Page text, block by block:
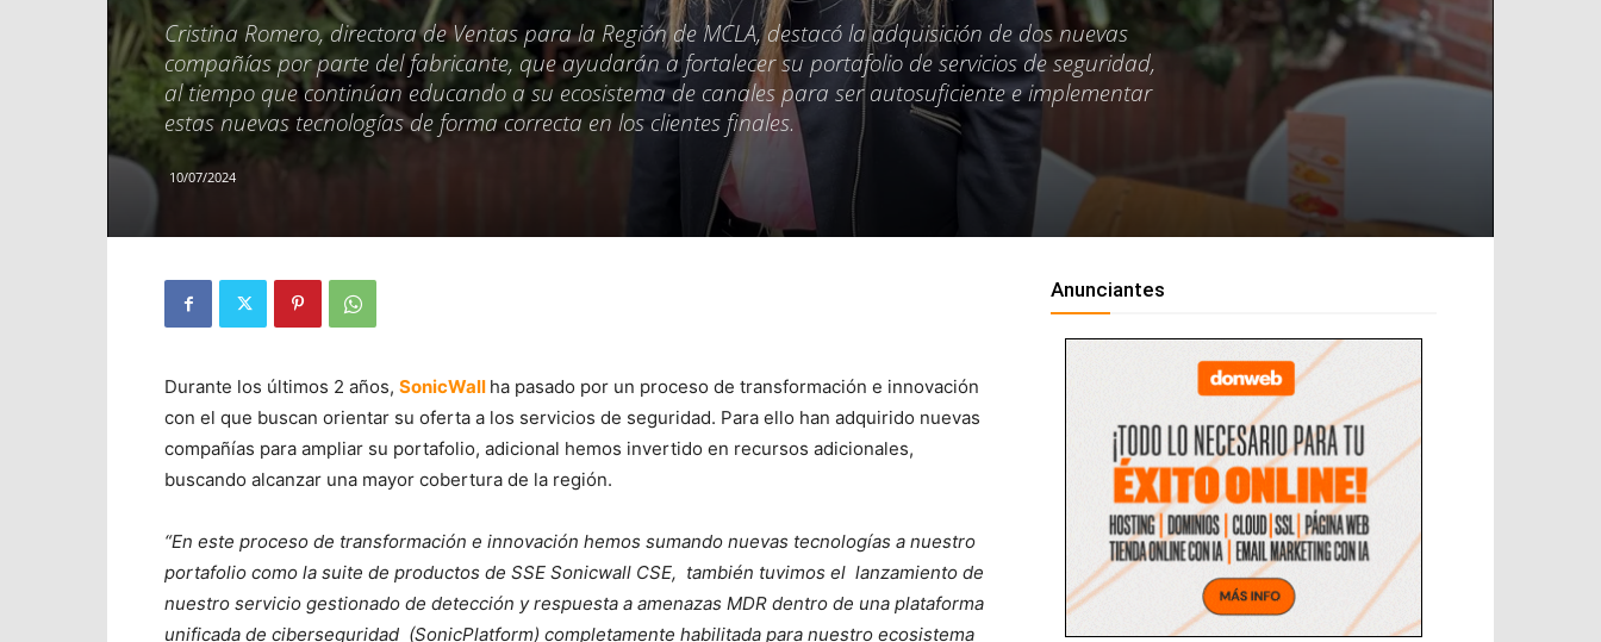
Cristina Romero, directora de Ventas para la Región de MCLA, destacó la adquisición de dos nuevas
compañías por parte del fabricante, que ayudarán a fortalecer su portafolio de servicios de seguridad,
al tiempo que continúan educando a su ecosistema de canales para ser autosuficiente e implementar
estas nuevas tecnologías de forma correcta en los clientes finales.
10/07/2024
Durante los últimos 2 años, SonicWall ha pasado por un proceso de transformación e innovación
con el que buscan orientar su oferta a los servicios de seguridad. Para ello han adquirido nuevas
compañías para ampliar su portafolio, adicional hemos invertido en recursos adicionales,
buscando alcanzar una mayor cobertura de la región.
“En este proceso de transformación e innovación hemos sumando nuevas tecnologías a nuestro
portafolio como la suite de productos de SSE Sonicwall CSE, también tuvimos el lanzamiento de
nuestro servicio gestionado de detección y respuesta a amenazas MDR dentro de una plataforma
unificada de ciberseguridad (SonicPlatform) completamente habilitada para nuestro ecosistema
Anunciantes